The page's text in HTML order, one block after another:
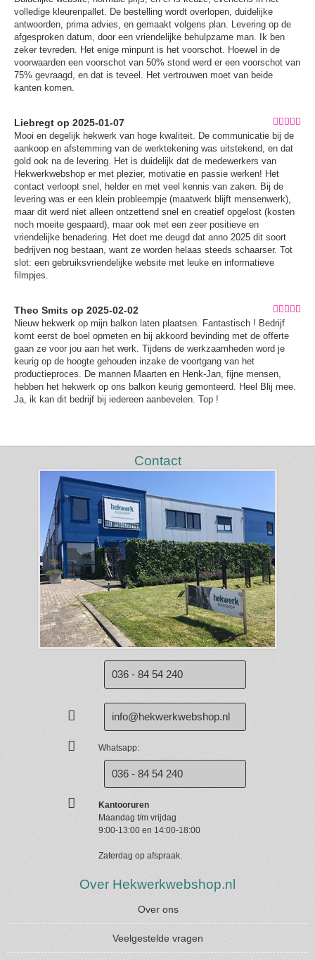
volledige kleurenpallet. De bestelling wordt overlopen, duidelijke
antwoorden, prima advies, en gemaakt volgens plan. Levering op de
afgesproken datum, door een vriendelijke behulpzame man. Ik ben
zeker tevreden. Het enige minpunt is het voorschot. Hoewel in de
voorwaarden een voorschot van 50% stond werd er een voorschot van
75% gevraagd, en dat is teveel. Het vertrouwen moet van beide
kanten komen.
Liebregt op 2025-01-07
Mooi en degelijk hekwerk van hoge kwaliteit. De communicatie bij de
aankoop en afstemming van de werktekening was uitstekend, en dat
gold ook na de levering. Het is duidelijk dat de medewerkers van
Hekwerkwebshop er met plezier, motivatie en passie werken! Het
contact verloopt snel, helder en met veel kennis van zaken. Bij de
levering was er een klein probleempje (maatwerk blijft mensenwerk),
maar dit werd niet alleen ontzettend snel en creatief opgelost (kosten
noch moeite gespaard), maar ook met een zeer positieve en
vriendelijke benadering. Het doet me deugd dat anno 2025 dit soort
bedrijven nog bestaan, want ze worden helaas steeds schaarser. Tot
slot: een gebruiksvriendelijke website met leuke en informatieve
filmpjes.
Theo Smits op 2025-02-02
Nieuw hekwerk op mijn balkon laten plaatsen. Fantastisch ! Bedrijf
komt eerst de boel opmeten en bij akkoord bevinding met de offerte
gaan ze voor jou aan het werk. Tijdens de werkzaamheden word je
keurig op de hoogte gehouden inzake de voortgang van het
productieproces. De mannen Maarten en Henk-Jan, fijne mensen,
hebben het hekwerk op ons balkon keurig gemonteerd. Heel Blij mee.
Ja, ik kan dit bedrijf bij iedereen aanbevelen. Top !
Contact
036 - 84 54 240
info@hekwerkwebshop.nl
Whatsapp:
036 - 84 54 240
Kantooruren
Maandag t/m vrijdag
9:00-13:00 en 14:00-18:00
Zaterdag op afspraak.
Over Hekwerkwebshop.nl
Over ons
Veelgestelde vragen